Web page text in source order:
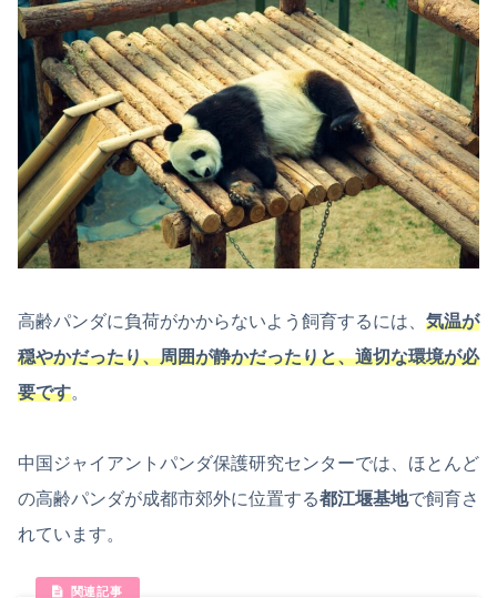
高齢パンダに負荷がかからないよう飼育するには、 気温が
穏やかだったり、周囲が静かだったりと、適切な環境が必
要です。
中国ジャイアントパンダ保護研究センターでは、ほとんど
の高齢パンダが成都市郊外に位置する都江堰基地で飼育さ
れています。